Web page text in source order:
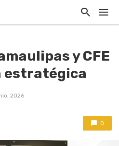
y CFE
estratégica
2026
0